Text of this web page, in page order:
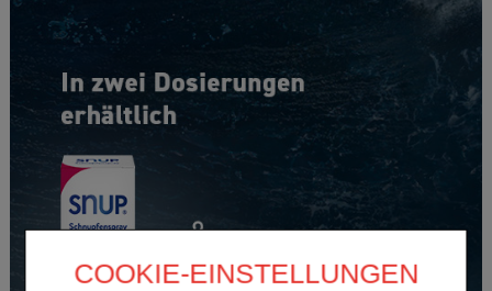
COOKIE-EINSTELLUNGEN